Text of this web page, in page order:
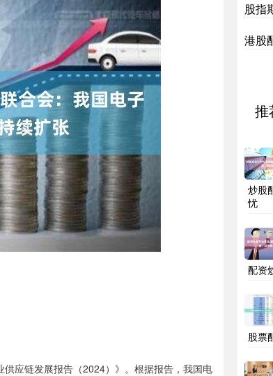
应链发展报告（2024）》。根据报告，我国电
股指
港股
推
炒股
忧
配资
股票